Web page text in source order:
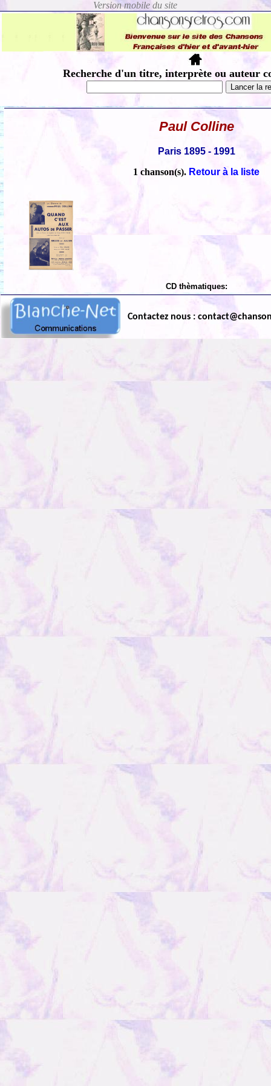
Recherche d'un titre, interprète ou auteur
Paul Colline
Paris 1895 - 1991
1 chanson(s). Retour à la liste
CD thèmatiques:
Contactez nous :